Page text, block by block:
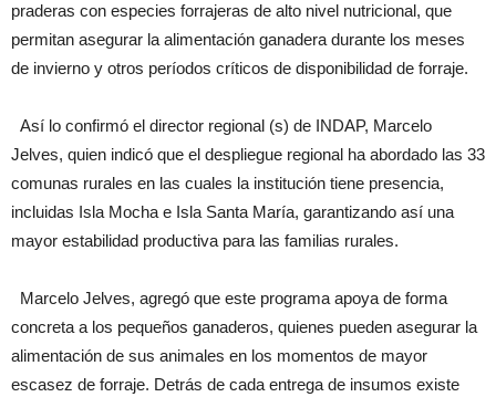
praderas con especies forrajeras de alto nivel nutricional, que
permitan asegurar la alimentación ganadera durante los meses
de invierno y otros períodos críticos de disponibilidad de forraje.
Así lo confirmó el director regional (s) de INDAP, Marcelo
Jelves, quien indicó que el despliegue regional ha abordado las 33
comunas rurales en las cuales la institución tiene presencia,
incluidas Isla Mocha e Isla Santa María, garantizando así una
mayor estabilidad productiva para las familias rurales.
Marcelo Jelves, agregó que este programa apoya de forma
concreta a los pequeños ganaderos, quienes pueden asegurar la
alimentación de sus animales en los momentos de mayor
escasez de forraje. Detrás de cada entrega de insumos existe